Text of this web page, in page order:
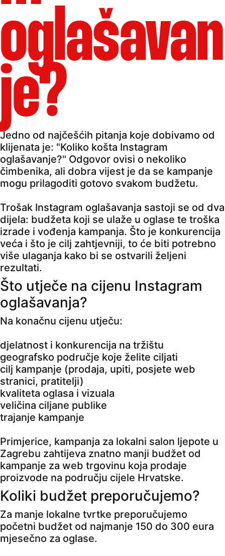
oglašavan
je?
Jedno od najčešćih pitanja koje dobivamo od
klijenata je: "Koliko košta Instagram
oglašavanje?" Odgovor ovisi o nekoliko
čimbenika, ali dobra vijest je da se kampanje
mogu prilagoditi gotovo svakom budžetu.
Trošak Instagram oglašavanja sastoji se od dva
dijela: budžeta koji se ulaže u oglase te troška
izrade i vođenja kampanja. Što je konkurencija
veća i što je cilj zahtjevniji, to će biti potrebno
više ulaganja kako bi se ostvarili željeni
rezultati.
Što utječe na cijenu Instagram
oglašavanja?
Na konačnu cijenu utječu:
djelatnost i konkurencija na tržištu
geografsko područje koje želite ciljati
cilj kampanje (prodaja, upiti, posjete web
stranici, pratitelji)
kvaliteta oglasa i vizuala
veličina ciljane publike
trajanje kampanje
Primjerice, kampanja za lokalni salon ljepote u
Zagrebu zahtijeva znatno manji budžet od
kampanje za web trgovinu koja prodaje
proizvode na području cijele Hrvatske.
Koliki budžet preporučujemo?
Za manje lokalne tvrtke preporučujemo
početni budžet od najmanje 150 do 300 eura
mjesečno za oglase.